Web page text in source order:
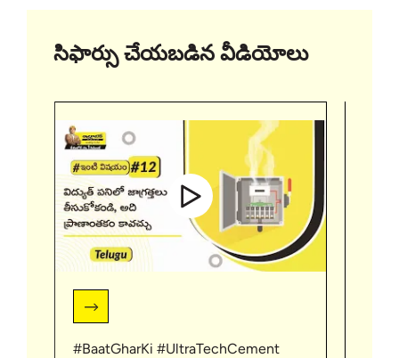
సిఫార్సు చేయబడిన వీడియోలు
#BaatGharKi #UltraTechCement